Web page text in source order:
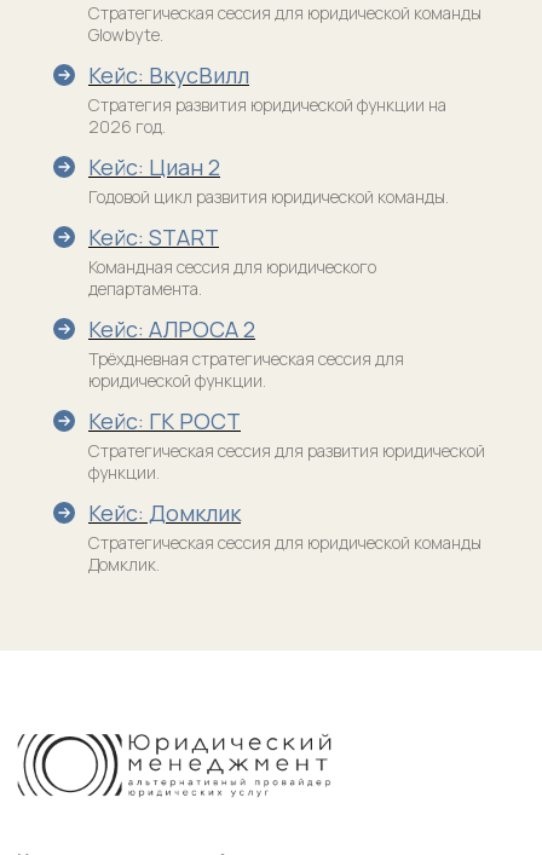
Стратегическая сессия для юридической команды
Glowbyte.
Кейс: ВкусВилл
Стратегия развития юридической функции на
2026 год.
Кейс: Циан 2
Годовой цикл развития юридической команды.
Кейс: START
Командная сессия для юридического
департамента.
Кейс: АЛРОСА 2
Трёхдневная стратегическая сессия для
юридической функции.
Кейс: ГК РОСТ
Стратегическая сессия для развития юридической
функции.
Кейс: Домклик
Стратегическая сессия для юридической команды
Домклик.